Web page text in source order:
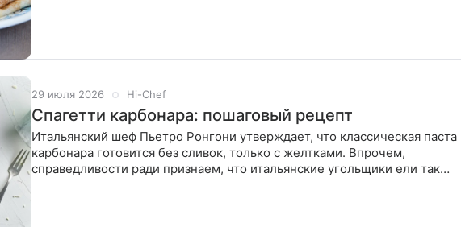
29 июля 2026 Hi-Chef
Спагетти карбонара: пошаговый рецепт
Итальянский шеф Пьетро Ронгони утверждает, что классическая паста
карбонара готовится без сливок, только с желтками. Впрочем,
справедливости ради признаем, что итальянские угольщики ели так